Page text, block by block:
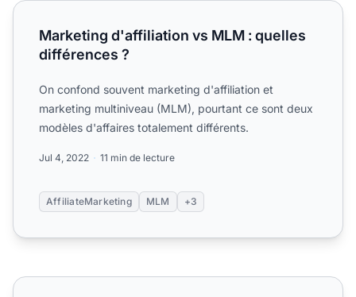
Marketing d'affiliation vs MLM : quelles différences ?
Marketing d'affiliation vs MLM : quelles
différences ?
On confond souvent marketing d'affiliation et
marketing multiniveau (MLM), pourtant ce sont deux
modèles d'affaires totalement différents.
Jul 4, 2022 11 min de lecture
AffiliateMarketing MLM +3
Les meilleures conférences marketing affiliés en Afrique